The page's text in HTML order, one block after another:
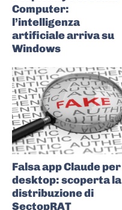
Computer:
l’intelligenza
artificiale arriva su
Windows
Falsa app Claude per
desktop: scoperta la
distribuzione di
SectopRAT